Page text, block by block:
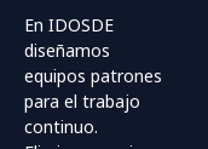
En IDOSDE
diseñamos
equipos patrones
para el trabajo
continuo.